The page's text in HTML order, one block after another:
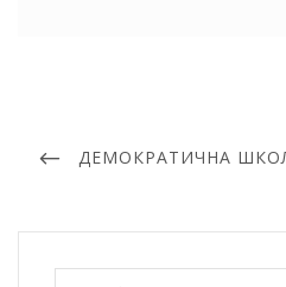
записівPREVIOUS
ДЕМОКРАТИЧНА